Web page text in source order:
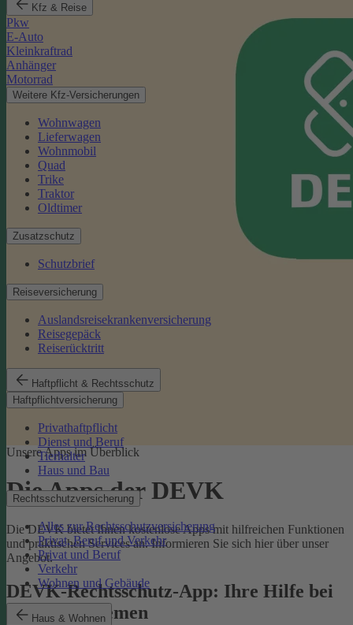
Kfz & Reise
Pkw
E-Auto
Kleinkraftrad
Anhänger
Motorrad
Weitere Kfz-Versicherungen
Wohnwagen
Lieferwagen
Wohnmobil
Quad
Trike
Traktor
Oldtimer
Zusatzschutz
Schutzbrief
Reiseversicherung
Auslandsreisekrankenversicherung
Reisegepäck
Reiserücktritt
Haftpflicht & Rechtsschutz
Haftpflichtversicherung
Privathaftpflicht
Dienst und Beruf
Tierhalter
Haus und Bau
Rechtsschutzversicherung
Alles zur Rechtsschutzversicherung
Privat, Beruf und Verkehr
Privat und Beruf
Verkehr
Wohnen und Gebäude
Haus & Wohnen
Unsere Apps im Überblick
Die Apps der DEVK
Die DEVK bietet Ihnen kostenlose Apps mit hilfreichen Funktionen
und praktischen Services an. Informieren Sie sich hier über unser
Angebot.
DEVK-Rechtsschutz-App: Ihre Hilfe bei
Rechtsproblemen